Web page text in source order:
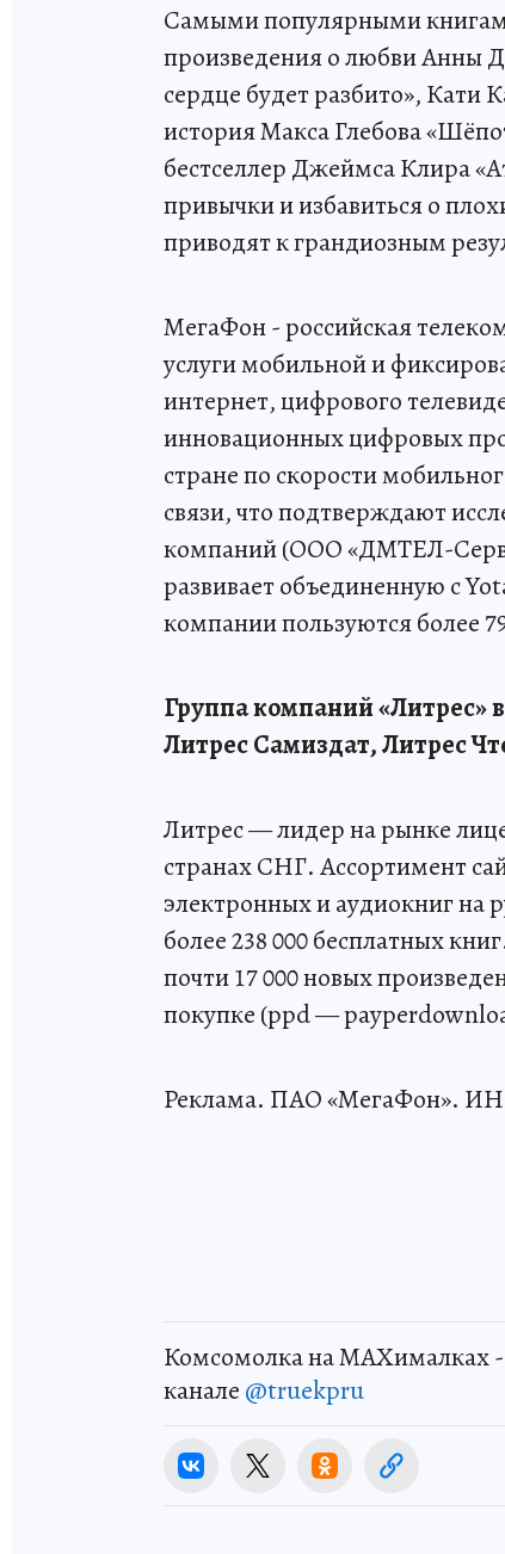
Самыми популярными
произведения о любви Анны
сердце будет разбито», Кати
история Макса Глебова
бестселлер Джеймса Клира
привычки и избавиться о
приводят к грандиозным
МегаФон - российская
услуги мобильной и
интернет, цифрового
инновационных цифровых
стране по скорости
связи, что подтверждают
компаний (ООО «ДМТЕЛ-
развивает объединенную с
компании пользуются более
Группа компаний «Литрес»
Литрес Самиздат, Литрес
Литрес — лидер на рынке
странах СНГ. Ассортимент
электронных и аудиокниг на
более 238 000 бесплатных
почти 17 000 новых
покупке (ppd —
Реклама. ПАО «МегаФон».
Комсомолка на MAXималках
канале @truekpru